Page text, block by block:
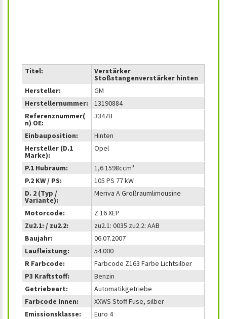
Titel: Verstärker
Stoßstangenverstärker hinten
Hersteller:
GM
Herstellernummer:
13190884
Referenznummer(
n) OE:
3347B
Einbauposition:
Hinten
Hersteller (D.1
Marke):
Opel
P.1 Hubraum:
1,6 1598ccm³
P.2 KW / PS:
105 PS 77 kW
D. 2 (Typ /
Variante):
Meriva A Großraumlimousine
Motorcode:
Z 16 XEP
Zu2.1: / zu2.2:
zu2.1: 0035 zu2.2: AAB
Baujahr:
06.07.2007
Laufleistung:
54.000
R Farbcode:
Farbcode Z163 Farbe Lichtsilber
P3 Kraftstoff:
Benzin
Getriebeart:
Automatikgetriebe
Farbcode Innen:
XXWS Stoff Fuse, silber
Emissionsklasse:
Euro 4